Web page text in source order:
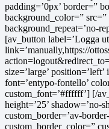
padding=’0px’ border=”
background_color=”
background_repeat=’no-
[av_button label=’Logga
link=’manually,https://
size=’large’ position=’left’
font=’entypo-fontello’
custom_font=’#ffffff’] [/
height=’25’ shadow=’no-
custom_border=’av-
custom_border_color=”